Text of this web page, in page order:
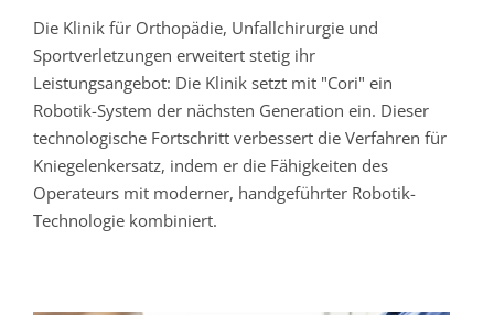
Die Klinik für Orthopädie, Unfallchirurgie und
Sportverletzungen erweitert stetig ihr
Leistungsangebot: Die Klinik setzt mit "Cori" ein
Robotik-System der nächsten Generation ein. Dieser
technologische Fortschritt verbessert die Verfahren für
Kniegelenkersatz, indem er die Fähigkeiten des
Operateurs mit moderner, handgeführter Robotik-
Technologie kombiniert.